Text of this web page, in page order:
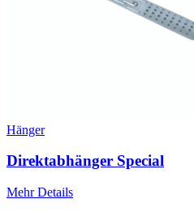
Hänger
Direktabhänger Special
Mehr Details